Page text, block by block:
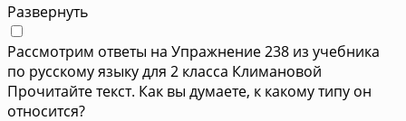
Развернуть
Рассмотрим ответы на Упражнение 238 из учебника
по русскому языку для 2 класса Климановой
Прочитайте текст. Как вы думаете, к какому типу он
относится?